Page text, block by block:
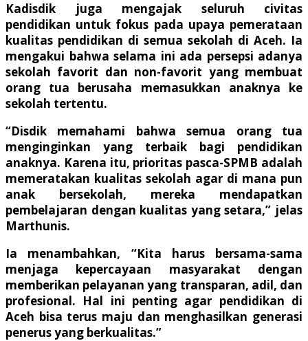
Kadisdik juga mengajak seluruh civitas
pendidikan untuk fokus pada upaya pemerataan
kualitas pendidikan di semua sekolah di Aceh. Ia
mengakui bahwa selama ini ada persepsi adanya
sekolah favorit dan non-favorit yang membuat
orang tua berusaha memasukkan anaknya ke
sekolah tertentu.
“Disdik memahami bahwa semua orang tua
menginginkan yang terbaik bagi pendidikan
anaknya. Karena itu, prioritas pasca-SPMB adalah
memeratakan kualitas sekolah agar di mana pun
anak bersekolah, mereka mendapatkan
pembelajaran dengan kualitas yang setara,” jelas
Marthunis.
Ia menambahkan, “Kita harus bersama-sama
menjaga kepercayaan masyarakat dengan
memberikan pelayanan yang transparan, adil, dan
profesional. Hal ini penting agar pendidikan di
Aceh bisa terus maju dan menghasilkan generasi
penerus yang berkualitas.”